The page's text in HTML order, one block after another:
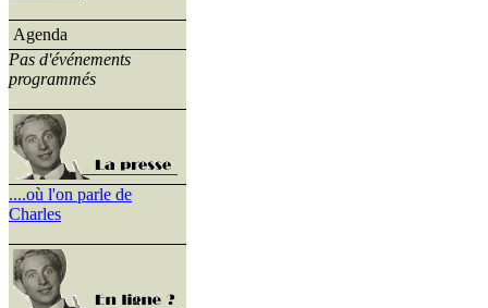
Agenda
Pas d'événements
programmés
....où l'on parle de
Charles